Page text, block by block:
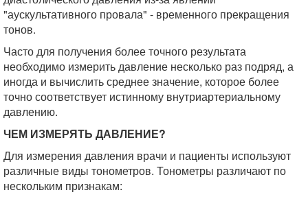
"аускультативного провала" - временного прекращения
тонов.
Часто для получения более точного результата
необходимо измерить давление несколько раз подряд, а
иногда и вычислить среднее значение, которое более
точно соответствует истинному внутриартериальному
давлению.
ЧЕМ ИЗМЕРЯТЬ ДАВЛЕНИЕ?
Для измерения давления врачи и пациенты используют
различные виды тонометров. Тонометры различают по
нескольким признакам: